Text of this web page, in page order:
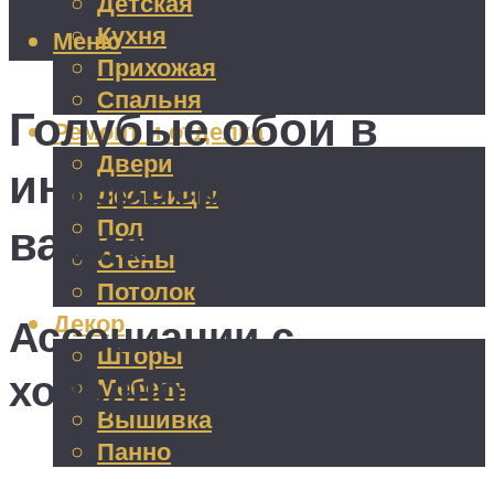
Кухня
Прихожая
Спальня
Ремонт и отделка
Двери
Лестницы
Пол
Стены
Потолок
Декор
Шторы
Мебель
Вышивка
Панно
Меню
Голубые обои в
интерьере: 4
варианта сочетаний
Ассоциации с
холодной палитрой